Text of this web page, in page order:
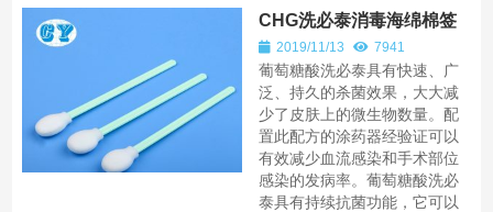
CHG洗必泰消毒海绵棉签
2019/11/13 7941
葡萄糖酸洗必泰具有快速、广
泛、持久的杀菌效果，大大减
少了皮肤上的微生物数量。配
置此配方的涂药器经验证可以
有效减少血流感染和手术部位
感染的发病率。葡萄糖酸洗必
泰具有持续抗菌功能，它可以